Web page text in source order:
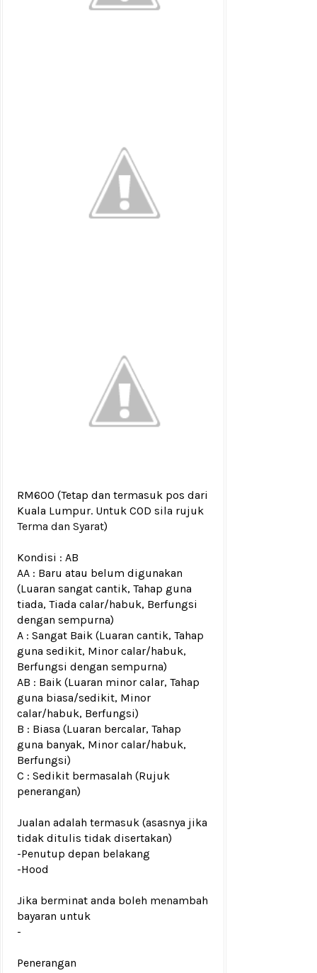
RM600 (Tetap dan termasuk pos dari
Kuala Lumpur. Untuk COD sila rujuk
Terma dan Syarat)
Kondisi : AB
AA : Baru atau belum digunakan
(Luaran sangat cantik, Tahap guna
tiada, Tiada calar/habuk, Berfungsi
dengan sempurna)
A : Sangat Baik (Luaran cantik, Tahap
guna sedikit, Minor calar/habuk,
Berfungsi dengan sempurna)
AB : Baik (Luaran minor calar, Tahap
guna biasa/sedikit, Minor
calar/habuk, Berfungsi)
B : Biasa (Luaran bercalar, Tahap
guna banyak, Minor calar/habuk,
Berfungsi)
C : Sedikit bermasalah (Rujuk
penerangan)
Jualan adalah termasuk (asasnya jika
tidak ditulis tidak disertakan)
-Penutup depan belakang
-Hood
Jika berminat anda boleh menambah
bayaran untuk
-
Penerangan